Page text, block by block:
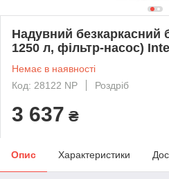
Надувний безкаркасний
1250 л, фільтр-насос)
Немає в наявності
Код: 28122 NP
Роздріб
3 637 ₴
Опис Характеристики